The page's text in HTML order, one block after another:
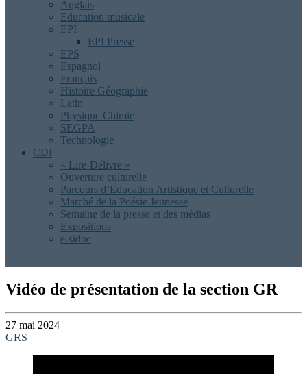
Anglais
Education musicale
EPI
EPI Presse
EPS
Espagnol
Français
Histoire Géographie
Latin
Physique Chimie
SEGPA
Technologie
CDI
« Lire-Délivre »
Ouverture culturelle
Parcours d’Education Artistique et Culturelle
Marché de la Poésie Jeunesse
Semaine de la presse et des médias
Expositions
e-sidoc
Vidéo de présentation de la section GR
27 mai 2024
GRS